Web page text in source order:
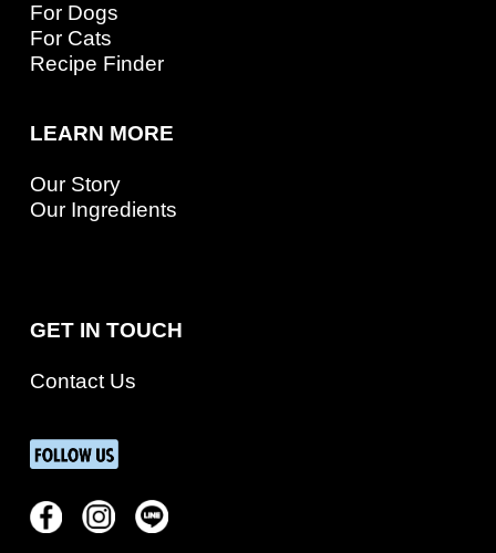
For Dogs
For Cats
Recipe Finder
LEARN MORE
Our Story
Our Ingredients
GET IN TOUCH
Contact Us